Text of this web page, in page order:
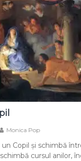
Monica Pop
Copil și schimbă
cursul anilor,